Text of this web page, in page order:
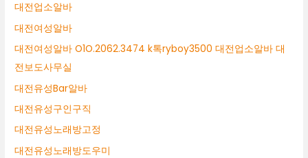
대전업소알바
대전여성알바
대전여성알바 O1O.2062.3474 k톡ryboy3500 대전업소알바 대
전보도사무실
대전유성Bar알바
대전유성구인구직
대전유성노래방고정
대전유성노래방도우미